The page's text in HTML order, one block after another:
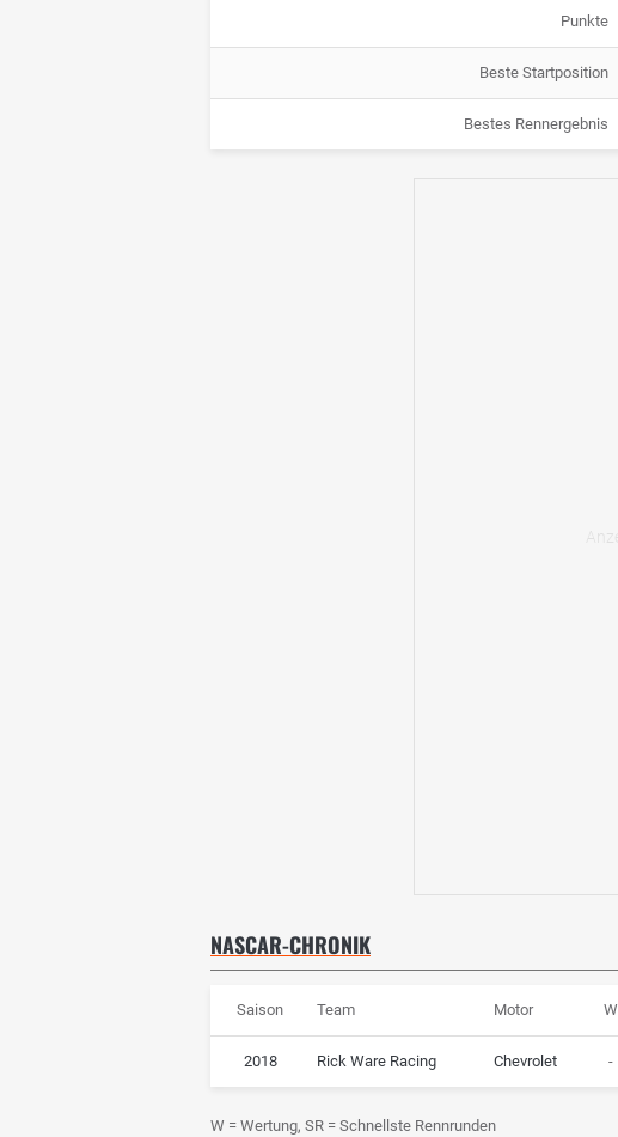
Punkte
Beste Startposition
Bestes Rennergebnis
NASCAR-CHRONIK
Saison Team Motor W
2018 Rick Ware Racing Chevrolet -
W = Wertung, SR = Schnellste Rennrunden